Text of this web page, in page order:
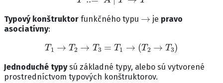
Typový konštruktor funkčného typu je pravo
asociatívny:
T → 2→T T1→ T 2→ 3)
Jednoduché typysú základné typy, alebo sú vytvorené
prostredníctvom typových konštruktorov.